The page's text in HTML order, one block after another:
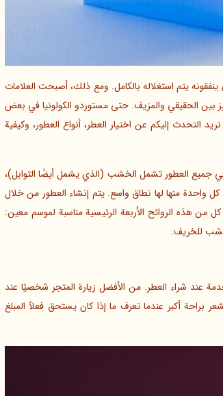
ينفقونه يتم استغلاله بالكامل. ومع ذلك، أصبحت العلامات
بين الحقيقي والمزيف. حتى مستوردو الكولونيا في بعض
التحدث إليكم عن اختيار العطر، أنواع العطور، وكيفية
في جميع العطور تشمل الخشب (الذي يشمل أيضًا التوابل)،
كل واحدة منها لها نطاق واسع. يتم إنشاء العطور من خلال
من هذه الروائح الأربعة الرئيسية مناسبة لموسم معين:
للخريف.
عند شراء العطر. من الأفضل زيارة المتجر شخصيًا عند
براحة أكبر عندما تعرف ما إذا كان يستحق فعلاً المبلغ